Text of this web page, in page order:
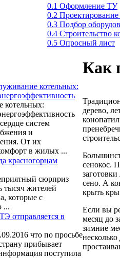
0.1 Оформление ТУ
0.2
0.3 Подбор
0.4 Строительство
0.5 Опросный лист
котельных:
систем
и
От их
в жилых ...
красногорцам
сюрприз
тысяч жителей
которые с
...
отправляется в
что по просьбе
прибывает
поступила
Как
дерево,
сенокос.
сено. А
крыть
Если вы
месяц до
зимние